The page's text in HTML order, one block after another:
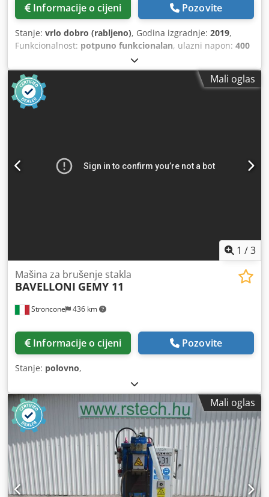
Informacije o cijeni Pozovite
Stanje: vrlo dobro (rabljeno), Godina izgradnje: 2019,
Funkcionalnost: potpuno funkcionalan, ulazni napon: 400
10 kVA
A, zavarivačka snaga (max.):5 kVA, nazivna snaga pri 50%
radnom ciklusu:
, maksimalna
težina obratka:
Mali oglas
1 /3
Stroncone 436 km
Mašina za brušenje stakla
BAVELLONI GEMY 11
Informacije o cijeni Pozovite
Stanje: polovno,
Mali oglas